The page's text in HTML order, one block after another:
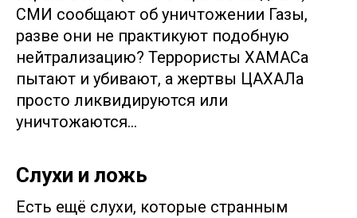
СМИ сообщают об уничтожении Газы,
разве они не практикуют подобную
нейтрализацию? Террористы ХАМАСа
пытают и убивают, а жертвы ЦАХАЛа
просто ликвидируются или
уничтожаются…
Слухи и ложь
Есть ещё слухи, которые странным